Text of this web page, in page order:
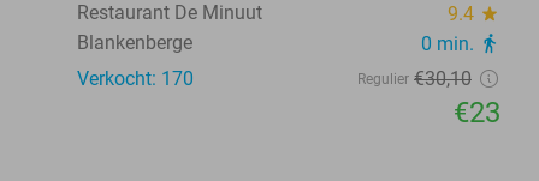
Restaurant De Minuut
9.4 star
Blankenberge 0 min. directions_walk
Verkocht: 170 Regulier €30,10
€23